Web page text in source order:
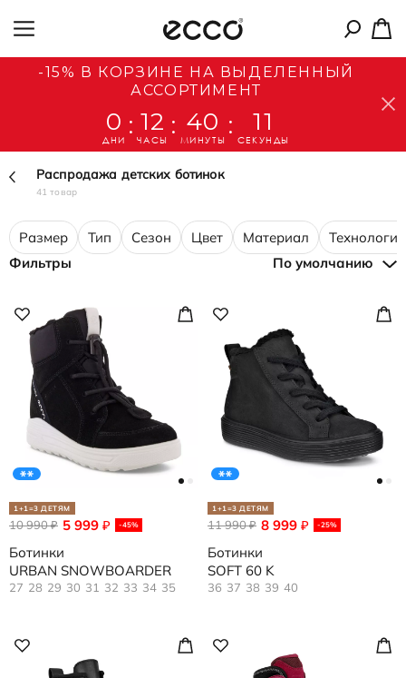
-15% В КОРЗИНЕ НА ВЫДЕЛЕННЫЙ
АССОРТИМЕНТ
0
ДНИ
: 12
ЧАСЫ
: 40
МИНУТЫ
: 10
СЕКУНДЫ
Распродажа детских ботинок
41 товар
Размер Тип Сезон Цвет Материал
Технологии
Фильтры
По умолчанию
1+1=3 ДЕТЯМ
5 999 ₽ -45%
10 990₽
Ботинки
URBAN SNOWBOARDER
27 28 29 30 31 32 33 34 35
1+1=3 ДЕТЯМ
8 999 ₽ -25%
11 990₽
Ботинки
SOFT 60 K
36 37 38 39 40